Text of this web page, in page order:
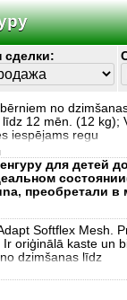
сделки:
no
12 mēn. (12 kg);
iespējams regu
для детей
преобретали в
Softflex Mesh.
oriģinālā kaste un
dzimšanas līdz